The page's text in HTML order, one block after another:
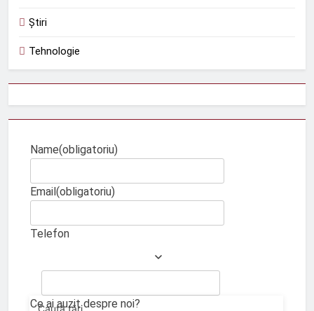
Știri
Tehnologie
Name(obligatoriu)
Email(obligatoriu)
Telefon
Ce ai auzit despre noi?